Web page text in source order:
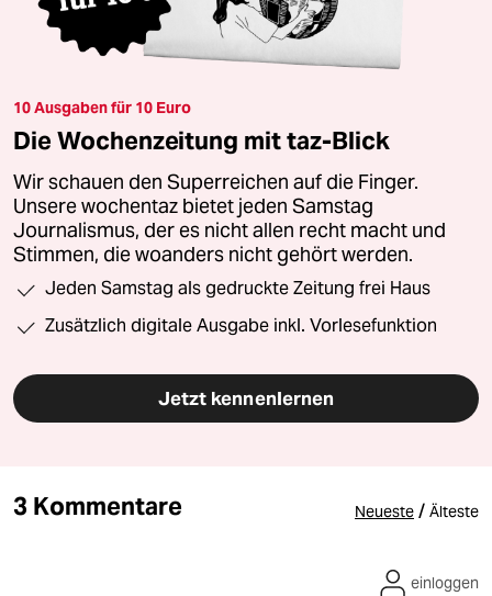
10 Ausgaben für 10 Euro
Die Wochenzeitung mit taz-Blick
Wir schauen den Superreichen auf die Finger.
Unsere wochentaz bietet jeden Samstag
Journalismus, der es nicht allen recht macht und
Stimmen, die woanders nicht gehört werden.
Jeden Samstag als gedruckte Zeitung frei Haus
Zusätzlich digitale Ausgabe inkl. Vorlesefunktion
Jetzt kennenlernen
3 Kommentare Neueste / Älteste
einloggen